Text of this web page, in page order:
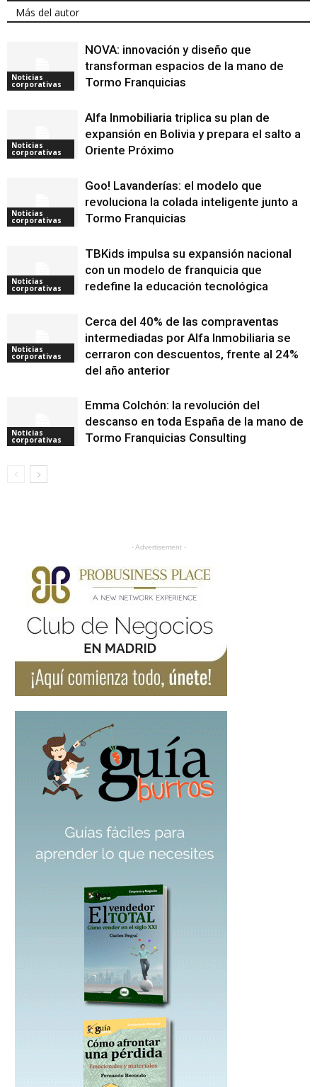
Más del autor
Noticias
corporativas
NOVA: innovación y diseño que
transforman espacios de la mano de
Tormo Franquicias
Noticias
corporativas
Alfa Inmobiliaria triplica su plan de
expansión en Bolivia y prepara el salto a
Oriente Próximo
Noticias
corporativas
Goo! Lavanderías: el modelo que
revoluciona la colada inteligente junto a
Tormo Franquicias
Noticias
corporativas
TBKids impulsa su expansión nacional
con un modelo de franquicia que
redefine la educación tecnológica
Noticias
corporativas
Cerca del 40% de las compraventas
intermediadas por Alfa Inmobiliaria se
cerraron con descuentos, frente al 24%
del año anterior
Noticias
corporativas
Emma Colchón: la revolución del
descanso en toda España de la mano de
Tormo Franquicias Consulting
- Advertisement -